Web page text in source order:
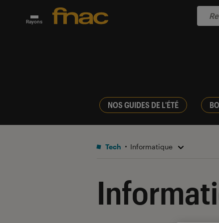
Rayons
NOS GUIDES DE L'ÉTÉ
Tech Informatique